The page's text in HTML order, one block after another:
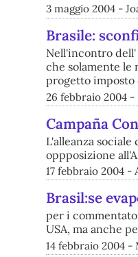
3 maggio 2004 -
Brasile:
Nell'incontro dell'
che solamente le
progetto imposto
26 febbraio 2004 -
Campaña
L'alleanza
oppposizione
17 febbraio 2004 -
Brasil:se
per i
USA, ma anche
14 febbraio 2004 -